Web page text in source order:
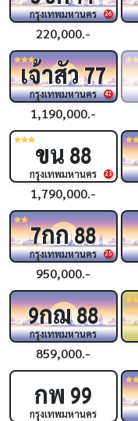
26
กรุงเทพมหานคร
220,000.-
42
เจ้าสัว77
กรุงเทพมหานคร
1,190,000.-
23
ขน 88
กรุงเทพมหานคร
1,790,000.-
25
7กก88
กรุงเทพมหานคร
950,000.-
9กฌ88
กรุงเทพมหานคร
859,000.-
กพ 99
กรุงเทพมหานคร